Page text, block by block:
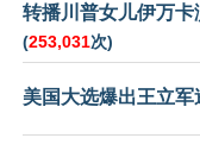
转播川普女儿伊万卡
(253,031次)
美国大选爆出王立军